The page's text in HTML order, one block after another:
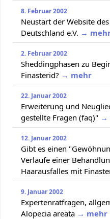
8. Februar 2002
Neustart der Website
Deutschland e.V. →
2. Februar 2002
Sheddingphasen zu
Finasterid? → mehr
22. Januar 2002
Erweiterung und
gestellte Fragen (faq)" →
12. Januar 2002
Gibt es einen
Verlaufe einer
Haarausfalles mit
9. Januar 2002
Expertenratfragen,
Alopecia areata → mehr